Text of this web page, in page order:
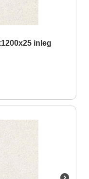
inleg